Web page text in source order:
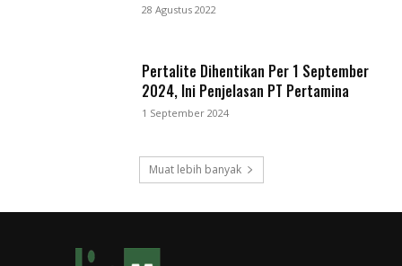
28 Agustus 2022
Pertalite Dihentikan Per 1 September
2024, Ini Penjelasan PT Pertamina
1 September 2024
Muat lebih banyak